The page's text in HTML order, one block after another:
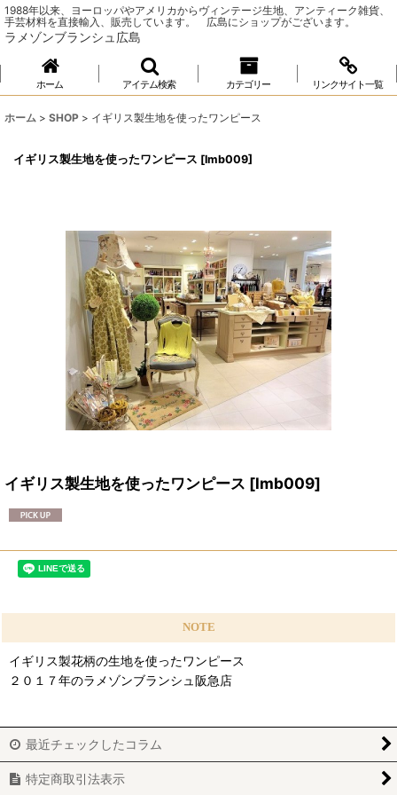
1988年以来、ヨーロッパやアメリカからヴィンテージ生地、アンティーク雑貨、
手芸材料を直接輸入、販売しています。 広島にショップがございます。
ラメゾンブランシュ広島
ホーム アイテム検索 カテゴリー リンクサイト一覧
ホーム > SHOP > イギリス製生地を使ったワンピース
イギリス製生地を使ったワンピース [lmb009]
イギリス製生地を使ったワンピース [lmb009]
NOTE
イギリス製花柄の生地を使ったワンピース
２０１７年のラメゾンブランシュ阪急店
最近チェックしたコラム
特定商取引法表示